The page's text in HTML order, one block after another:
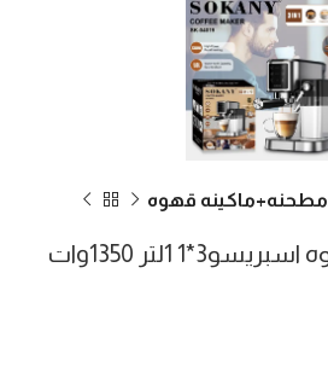
مطحنه+ماكينه قهوه